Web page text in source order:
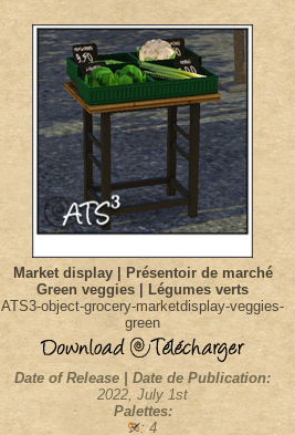
Market display | Présentoir de marché
Green veggies | Légumes verts
ATS3-object-grocery-marketdisplay-veggies-
green
Date of Release | Date de Publication:
2022, July 1st
Palettes:
: 4